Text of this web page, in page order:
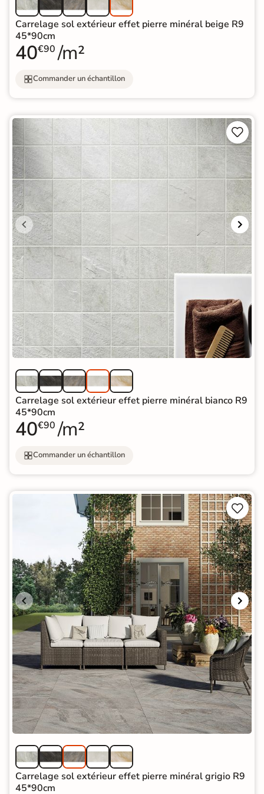
Carrelage sol extérieur effet pierre minéral beige R9
45*90cm
40€90 /m²
Commander un échantillon


Carrelage sol extérieur effet pierre minéral bianco R9
45*90cm
40€90 /m²
Commander un échantillon


Carrelage sol extérieur effet pierre minéral grigio R9
45*90cm